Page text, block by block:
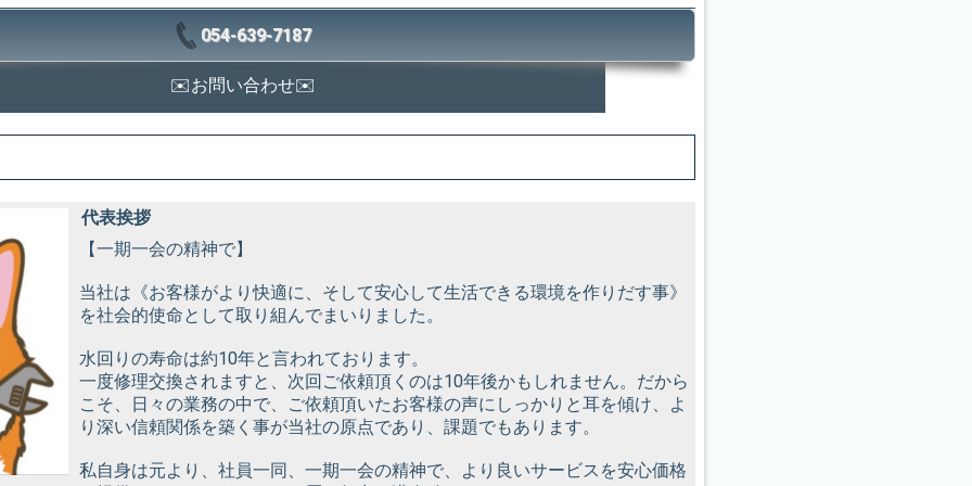
054-639-7187
✉️お問い合わせ✉️
代表挨拶
【一期一会の精神で】
当社は《お客様がより快適に、そして安心して生活できる環境を作りだす事》
を社会的使命として取り組んでまいりました。
水回りの寿命は約10年と言われております。
一度修理交換されますと、次回ご依頼頂くのは10年後かもしれません。だから
こそ、日々の業務の中で、ご依頼頂いたお客様の声にしっかりと耳を傾け、よ
り深い信頼関係を築く事が当社の原点であり、課題でもあります。
私自身は元より、社員一同、一期一会の精神で、より良いサービスを安心価格